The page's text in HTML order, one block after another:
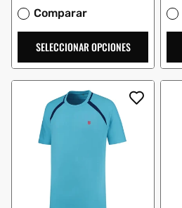
Comparar
SELECCIONAR OPCIONES